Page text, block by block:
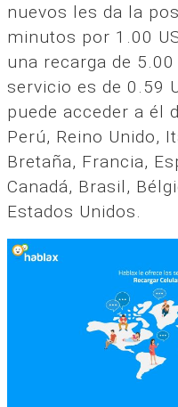
nuevos les da la
minutos por 1.00
una recarga de
servicio es de 0.59
puede acceder a él
Perú, Reino Unido,
Bretaña, Francia,
Canadá, Brasil,
Estados Unidos.